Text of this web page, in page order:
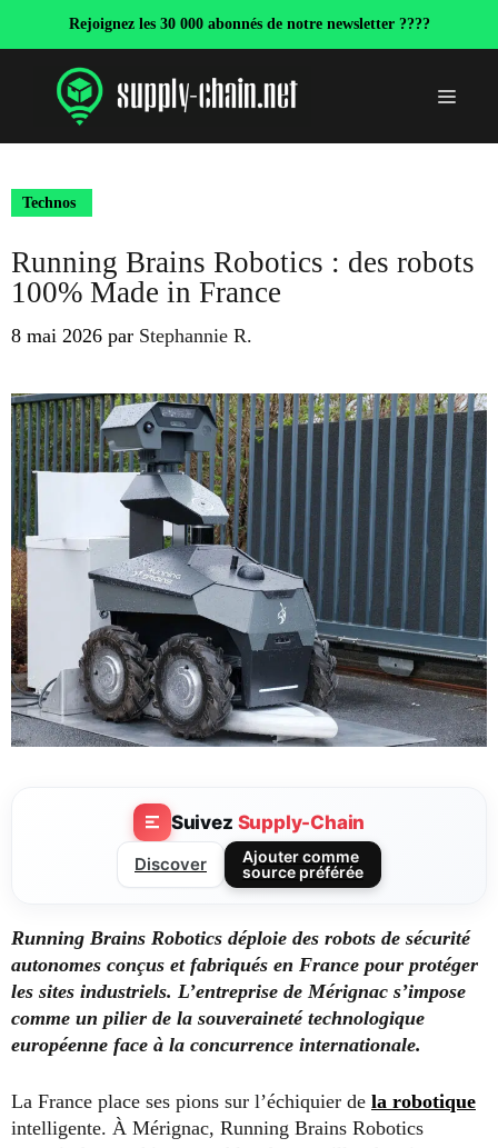
Rejoignez les 30 000 abonnés de notre newsletter ????
Menu
Technos
Running Brains Robotics : des robots
100% Made in France
8 mai 2026 par Stephannie R.
Suivez Supply-Chain
Discover
Ajouter comme
source préférée
Running Brains Robotics déploie des robots de sécurité
autonomes conçus et fabriqués en France pour protéger
les sites industriels. L’entreprise de Mérignac s’impose
comme un pilier de la souveraineté technologique
européenne face à la concurrence internationale.
La France place ses pions sur l’échiquier de la robotique
intelligente. À Mérignac, Running Brains Robotics